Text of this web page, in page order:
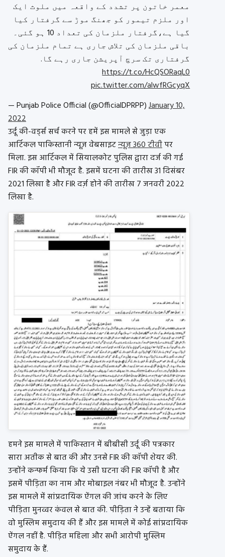
معمر خاتون پر تشدد کے واقعہ میں ملوث ایک
اور ملزم تیمور کو جھنگ موڑ سے گرفتار کیا
گیا ہے،گرفتار ملزمان کی تعداد 10 ہو گئی۔
باقی ملزمان کی تلاش جاری ہے تمام ملزمان کی
گرفتاری تک سرچ آپریشن جاری رہے گا.
https://t.co/HcQSORaqL0
pic.twitter.com/alwfRGcyqX
— Punjab Police Official (@OfficialDPRPP)January 10,
2022
उर्दू की-वर्ड्स सर्च करने पर हमें इस मामले से जुड़ा एक
आर्टिकल पाकिस्तानी न्यूज़ वेबसाइटन्यूज़ 360 टीवीपर
मिला. इस आर्टिकल में सियालकोट पुलिस द्वारा दर्ज की गई
FIR की कॉपी भी मौजूद है. इसमें घटना की तारीख 31 दिसंबर
2021 लिखा है और FIR दर्ज़ होने की तारीख 7 जनवरी 2022
लिखा है.
हमने इस मामले में पाकिस्तान में बीबीसी उर्दू की पत्रकार
सारा अतीक से बात की और उनसे FIR की कॉपी शेयर की.
उन्होंने कन्फर्म किया कि ये उसी घटना की FIR कॉपी है और
इसमें पीड़िता का नाम और मोबाइल नंबर भी मौजूद है. उन्होंने
इस मामले में सांप्रदायिक ऐंगल की जांच करने के लिए
पीड़िता मुनव्वर कंवल से बात की. पीड़िता ने उन्हें बताया कि
वो मुस्लिम समुदाय की हैं और इस मामले में कोई सांप्रदायिक
ऐंगल नहीं है. पीड़ित महिला और सभी आरोपी मुस्लिम
समुदाय के हैं.